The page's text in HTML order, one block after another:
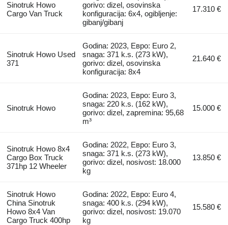
Sinotruk Howo
Cargo Van Truck
gorivo: dizel, osovinska
konfiguracija: 6x4, ogibljenje:
gibanj/gibanj
17.310 €
Sinotruk Howo Used
371
Godina: 2023, Евро: Euro 2,
snaga: 371 k.s. (273 kW),
gorivo: dizel, osovinska
konfiguracija: 8x4
21.640 €
Sinotruk Howo
Godina: 2023, Евро: Euro 3,
snaga: 220 k.s. (162 kW),
gorivo: dizel, zapremina: 95,68
m³
15.000 €
Sinotruk Howo 8x4
Cargo Box Truck
371hp 12 Wheeler
Godina: 2022, Евро: Euro 3,
snaga: 371 k.s. (273 kW),
gorivo: dizel, nosivost: 18.000
kg
13.850 €
Sinotruk Howo
China Sinotruk
Howo 8x4 Van
Cargo Truck 400hp
Godina: 2022, Евро: Euro 4,
snaga: 400 k.s. (294 kW),
gorivo: dizel, nosivost: 19.070
kg
15.580 €